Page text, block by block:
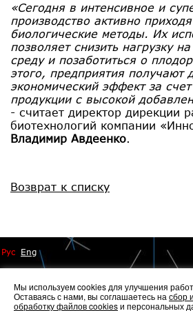
«Сегодня в интенсивное и
производство активно
биологические методы. Их
позволяет снизить нагрузку
среду и позаботиться о
этого, предприятия получают
экономический эффект за
продукции с высокой
- считает директор дирекции
биотехнологий компании
Владимир Авдеенко.
Возврат к списку
Рус Eng
Мы используем cookies для улучшения
Оставаясь с нами, вы соглашаетесь на сбор
обработку файлов cookiesи персональных